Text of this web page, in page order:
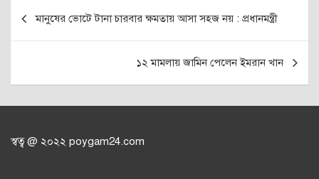
navigation
মানুষের ভোটে টানা চারবার ক্ষমতায় আসা সহজ নয় : প্রধানমন্ত্রী
১২ মামলায় জামিন পেলেন ইমরান খান
স্বত্ব @ ২০২২ poygam24.com